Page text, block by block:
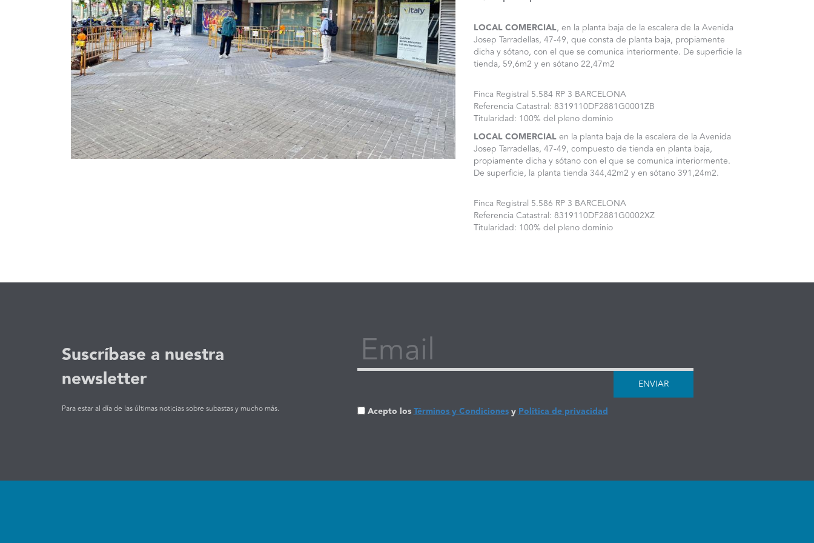
LOCAL COMERCIAL, en la planta baja de la escalera de la Avenida
Josep Tarradellas, 47-49, que consta de planta baja, propiamente
dicha y sótano, con el que se comunica interiormente. De superficie la
tienda, 59,6m2 y en sótano 22,47m2
Finca Registral 5.584 RP 3 BARCELONA
Referencia Catastral: 8319110DF2881G0001ZB
Titularidad: 100% del pleno dominio
LOCAL COMERCIALen la planta baja de la escalera de la Avenida
Josep Tarradellas, 47-49, compuesto de tienda en planta baja,
propiamente dicha y sótano con el que se comunica interiormente.
De superficie, la planta tienda 344,42m2 y en sótano 391,24m2.
Finca Registral 5.586 RP 3 BARCELONA
Referencia Catastral: 8319110DF2881G0002XZ
Titularidad: 100% del pleno dominio
Suscríbase a nuestra
newsletter
Para estar al día de las últimas noticias sobre subastas y mucho más.
Email
ENVIAR
Acepto losTérminos y CondicionesyPolítica de privacidad